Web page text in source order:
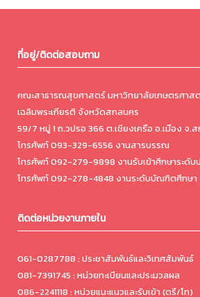
ที่อยู่/ติดต่อสอบถาม
คณะสาธารณสุขศาสตร์ มหาวิทยาลัยเกษตรศาส
เฉลิมพระเกียรติ จังหวัดสกลนคร
59/7 หมู่ 1 ถ.วปรอ 366 ต.เชียงเครือ อ.เมือง จ
โทรศัพท์ 093-329-6556 งานสารบรรณ
โทรศัพท์ 092-279-9898 งานรับเข้าศึกษาระดั
โทรศัพท์ 092-278-4848 งานระดับบัณฑิตศึกษา
ติดต่อหน่วยงานภายใน
061-0287788 : ประชาสัมพันธ์และวิเทศสัมพันธ์
081-7391745 : หน่วยทะเบียนและประมวลผล
086-2241118 : หน่วยแนะแนวและรับเข้า (ตรี/โท)